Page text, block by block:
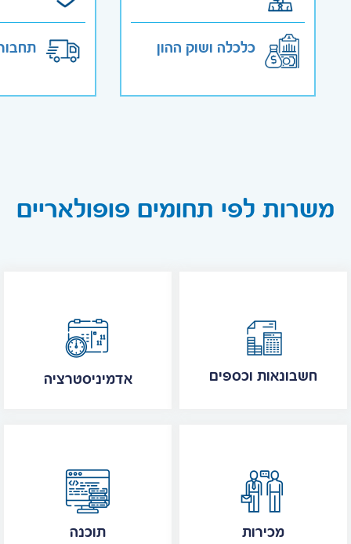
כלכלה ושוק ההון
משרות לפי תחומים פופולאריים
אדמיניסטרציה חשבונאות וכספים
תוכנה מכירות